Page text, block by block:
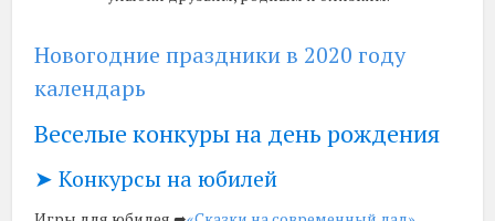
Новогодние праздники в 2020 году
календарь
Веселые конкуры на день рождения
➤ Конкурсы на юбилей